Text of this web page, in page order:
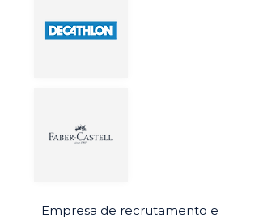
Empresa de recrutamento e